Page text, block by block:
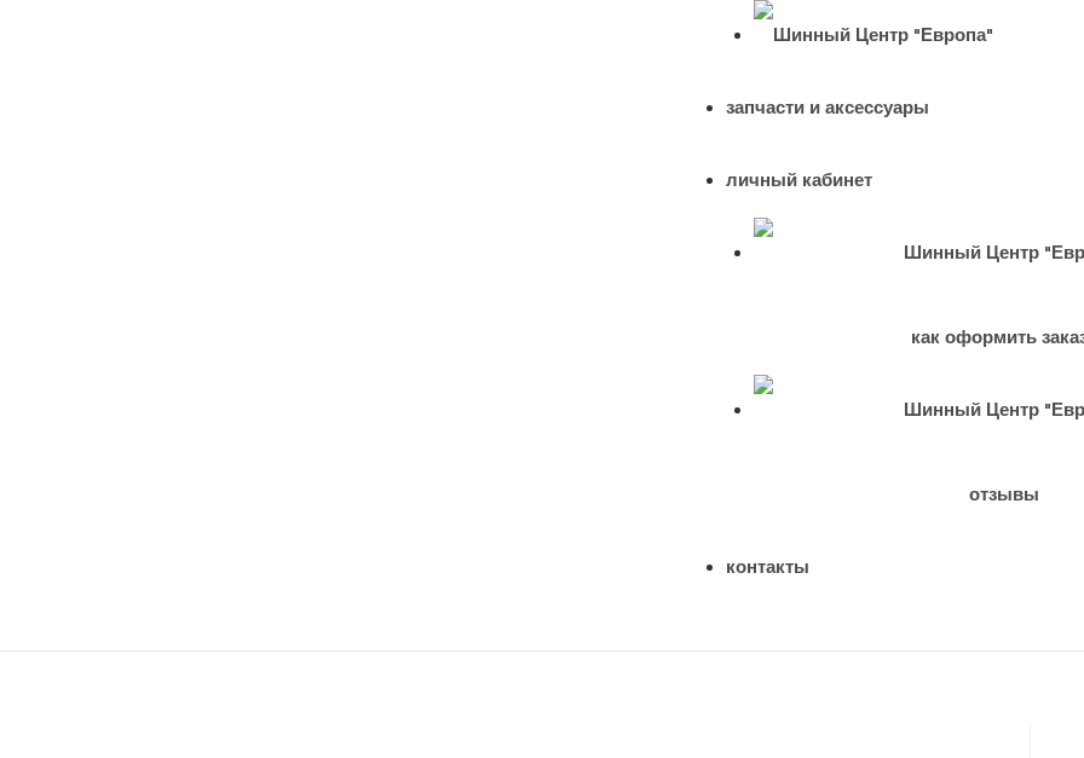
запчасти и аксессуары
личный кабинет
как оформить
отзывы
контакты